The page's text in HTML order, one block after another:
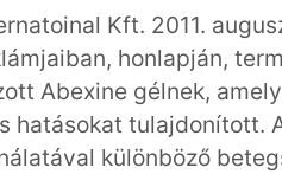
Kft. 2011.
honlapján,
Abexine gélnek,
hatásokat tulajdonított.
különböző